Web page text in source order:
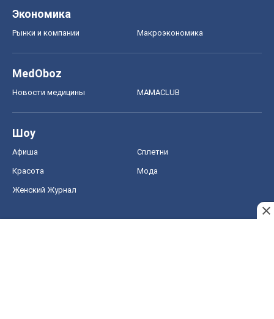
Экономика
Рынки и компании Mакроэкономика
MedOboz
Новости медицины MAMACLUB
Шоу
Афиша Сплетни
Красота Мода
Женский Журнал